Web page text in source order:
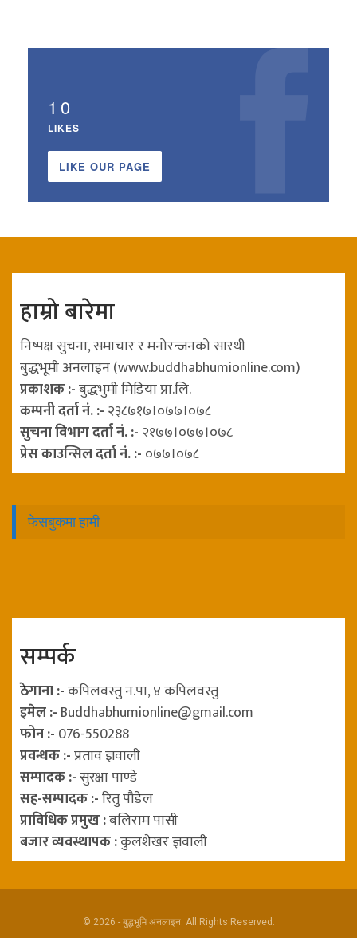
10
LIKES
LIKE OUR PAGE
हाम्रो बारेमा
निष्पक्ष सुचना, समाचार र मनोरन्जनको सारथी
बुद्धभूमी अनलाइन (www.buddhabhumionline.com)
प्रकाशक :-बुद्धभुमी मिडिया प्रा.लि.
कम्पनी दर्ता नं. :- २३८७१७।०७७।०७८
सुचना विभाग दर्ता नं. :- २१७७।०७७।०७८
प्रेस काउन्सिल दर्ता नं. :- ०७७।०७८
फेसबुकमा हामी
सम्पर्क
ठेगाना :-कपिलवस्तु न.पा, ४ कपिलवस्तु
इमेल :- Buddhabhumionline@gmail.com
फोन :- 076-550288
प्रवन्धक :-प्रताव ज्ञवाली
सम्पादक :-सुरक्षा पाण्डे
सह-सम्पादक :-रितु पौडेल
प्राविधिक प्रमुख :बलिराम पासी
बजार व्यवस्थापक :कुलशेखर ज्ञवाली
© 2026 - बुद्धभूमि अनलाइन. All Rights Reserved.